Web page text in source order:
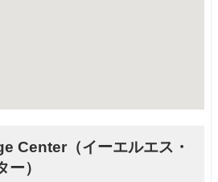
Center（イーエルエス・
）